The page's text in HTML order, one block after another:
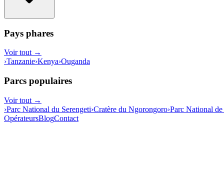
Pays phares
Voir tout →
›Tanzanie›Kenya›Ouganda
Parcs populaires
Voir tout →
›Parc National du Serengeti›Cratère du Ngorongoro›Parc National
OpérateursBlogContact